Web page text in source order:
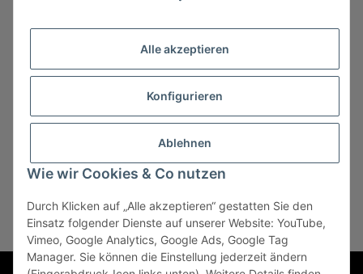
Alle akzeptieren
Konfigurieren
Ablehnen
Wie wir Cookies & Co nutzen
Durch Klicken auf „Alle akzeptieren“ gestatten Sie den
Einsatz folgender Dienste auf unserer Website: YouTube,
Vimeo, Google Analytics, Google Ads, Google Tag
Manager. Sie können die Einstellung jederzeit ändern
Vertrag widerrufen
* Alle Preise zzgl. gesetzlicher USt., zzgl.Versand, zzgl.
Mindermengenzuschlag